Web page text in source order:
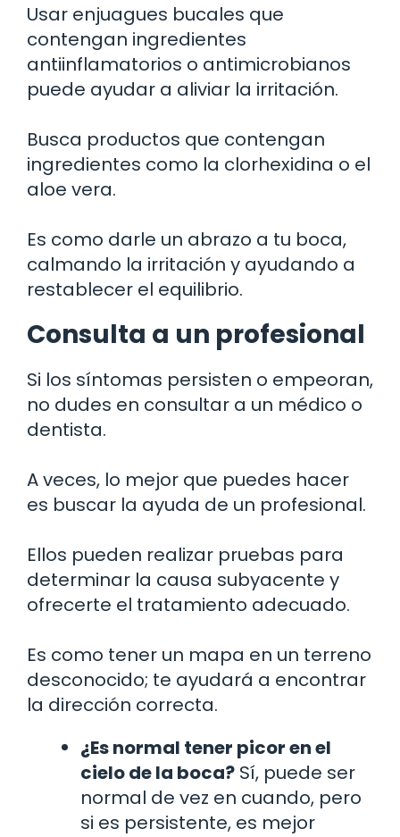
Usar enjuagues bucales que
contengan ingredientes
antiinflamatorios o antimicrobianos
puede ayudar a aliviar la irritación.
Busca productos que contengan
ingredientes como la clorhexidina o el
aloe vera.
Es como darle un abrazo a tu boca,
calmando la irritación y ayudando a
restablecer el equilibrio.
Consulta a un profesional
Si los síntomas persisten o empeoran,
no dudes en consultar a un médico o
dentista.
A veces, lo mejor que puedes hacer
es buscar la ayuda de un profesional.
Ellos pueden realizar pruebas para
determinar la causa subyacente y
ofrecerte el tratamiento adecuado.
Es como tener un mapa en un terreno
desconocido; te ayudará a encontrar
la dirección correcta.
¿Es normal tener picor en el
cielo de la boca? Sí, puede ser
normal de vez en cuando, pero
si es persistente, es mejor